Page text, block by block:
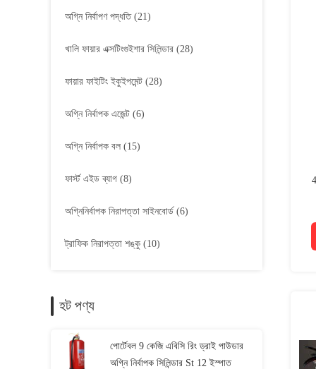
অগ্নি নির্বাপণ পদ্ধতি(21)
খালি ফায়ার এক্সটিংগুইশার সিলিন্ডার (28)
ফায়ার ফাইটিং ইকুইপমেন্ট (28)
অগ্নি নির্বাপক এজেন্ট (6)
অগ্নি নির্বাপক বল (15)
ফার্স্ট এইড ব্যাগ (8)
অগ্নিনির্বাপক নিরাপত্তা সাইনবোর্ড (6)
ট্রাফিক নিরাপত্তা শঙ্কু (10)
হট পণ্য
পোর্টেবল 9 কেজি এবিসি রিং ড্রাই পাউডার
অগ্নি নির্বাপক সিলিন্ডার St 12 ইস্পাত